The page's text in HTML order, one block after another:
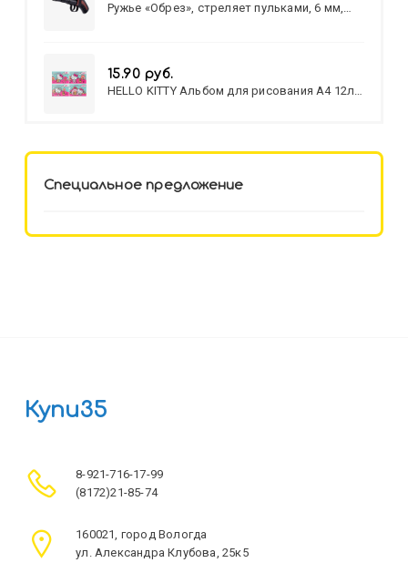
Ружье «Обрез», стреляет пульками, 6 мм,
15.90 руб.
HELLO KITTY Альбом для рисования А4 12л.
Специальное предложение
Купи35
8-921-716-17-99
(8172)21-85-74
160021, город Вологда
ул. Александра Клубова, 25к5